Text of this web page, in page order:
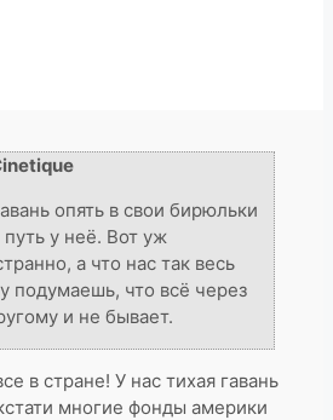
опять в свои бирюльки
у неё. Вот уж
а что нас так весь
подумаешь, что всё через
и не бывает.
в стране! У нас тихая гавань
многие фонды америки